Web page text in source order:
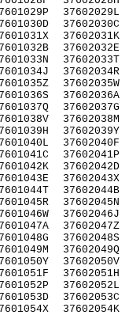
37602029L
37602030C
37602031K
37602032E
37602033T
37602034R
37602035W
37602036A
37602037G
37602038M
37602039Y
37602040F
37602041P
37602042D
37602043X
37602044B
37602045N
37602046J
37602047Z
37602048S
37602049Q
37602050V
37602051H
37602052L
37602053C
37602054K